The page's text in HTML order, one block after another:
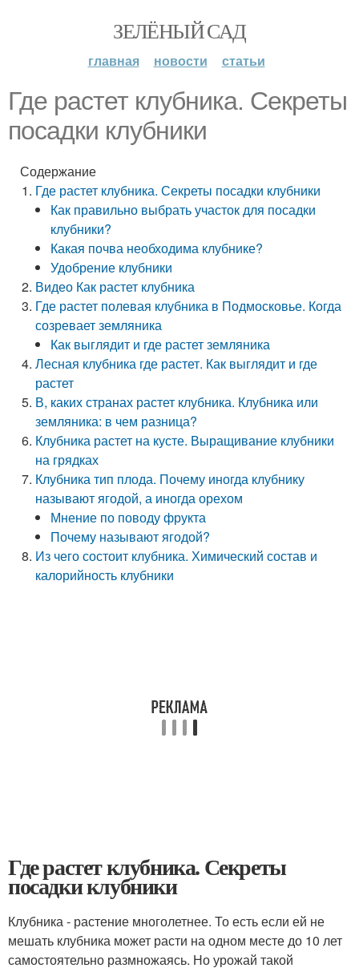
ЗЕЛЁНЫЙ САД
главная новости статьи
Где растет клубника. Секреты
посадки клубники
Содержание
Где растет клубника. Секреты посадки клубники
Как правильно выбрать участок для посадки
клубники?
Какая почва необходима клубнике?
Удобрение клубники
Видео Как растет клубника
Где растет полевая клубника в Подмосковье. Когда
созревает земляника
Как выглядит и где растет земляника
Лесная клубника где растет. Как выглядит и где
растет
В, каких странах растет клубника. Клубника или
земляника: в чем разница?
Клубника растет на кусте. Выращивание клубники
на грядках
Клубника тип плода. Почему иногда клубнику
называют ягодой, а иногда орехом
Мнение по поводу фрукта
Почему называют ягодой?
Из чего состоит клубника. Химический состав и
калорийность клубники
Где растет клубника. Секреты
посадки клубники
Клубника - растение многолетнее. То есть если ей не
мешать клубника может расти на одном месте до 10 лет
самостоятельно размножаясь. Но урожай такой